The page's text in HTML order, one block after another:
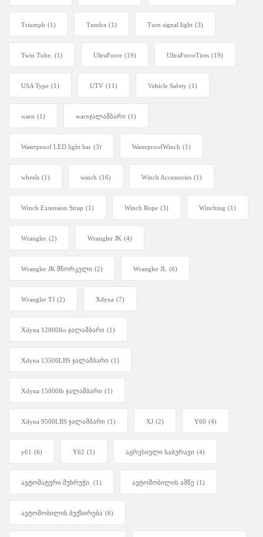
Triumph (1) Tundra (1) Turn signal light (3)
Twin Tube. (1) UltraForce (19) UltraForceTires (19)
USA Type (1) UTV (11) Vehicle Safety (1)
warn (1) warnჯალამბარი (1)
Waterproof LED light bar (3) WaterproofWinch (1)
wheels (1) winch (16) Winch Accessories (1)
Winch Extension Strap (1) Winch Rope (3) Winching (1)
Wrangler (2) Wrangler JK (4)
Wrangler JK შნორკელი (2) Wrangler JL (6)
Wrangler TJ (2) Xdyna (7)
Xdyna 12000lbs ჯალამბარი (1)
Xdyna 13500LBS ჯალამბარი (1)
Xdyna 15000lb ჯალამბარი (1)
Xdyna 9500LBS ჯალამბარი (1) XJ (2) Y60 (4)
y61 (6) Y62 (1) აგრესიული საბურავი (4)
ავტომატური მუხრუჭი. (1) ავტომობილის ამწე (1)
ავტომობილის ბუქსირება (6)